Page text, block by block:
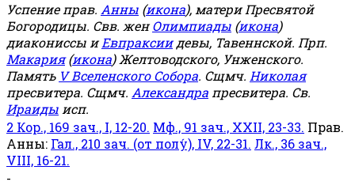
Успение прав. Анны (икона), матери Пресвятой
Богородицы. Свв. женОлимпиады (икона)
диакониссы иЕвпраксиидевы, Тавеннской. Прп.
Макария(икона) Желтоводского, Унженского.
Память V Вселенского Собора. Сщмч. Николая
пресвитера. Сщмч. Александра пресвитера. Св.
Ираиды исп.
2 Кор., 169 зач., I, 12-20. Мф., 91 зач., XXII, 23-33. Прав.
Анны: Гал., 210 зач. (от полу́), IV, 22-31. Лк., 36 зач.,
VIII, 16-21.
-